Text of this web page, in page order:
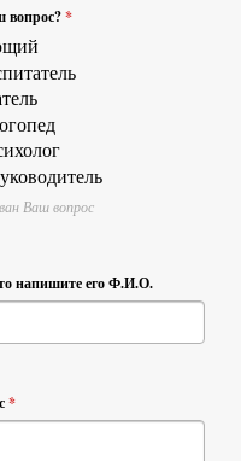
вопрос?*
Ваш вопрос
напишите его Ф.И.О.
*